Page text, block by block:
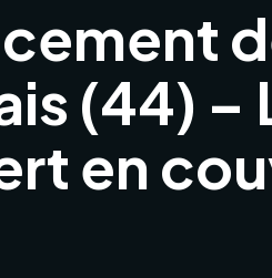
(44) –
en